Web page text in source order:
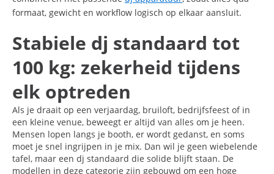
formaat, gewicht en workflow logisch op elkaar aansluit.
Stabiele dj standaard tot
100 kg: zekerheid tijdens
elk optreden
Als je draait op een verjaardag, bruiloft, bedrijfsfeest of in
een kleine venue, beweegt er altijd van alles om je heen.
Mensen lopen langs je booth, er wordt gedanst, en soms
moet je snel ingrijpen in je mix. Dan wil je geen wiebelende
tafel, maar een dj standaard die solide blijft staan. De
modellen in deze categorie zijn gebouwd om een hoge